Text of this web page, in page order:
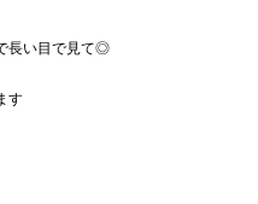
長い目で見て◎
す